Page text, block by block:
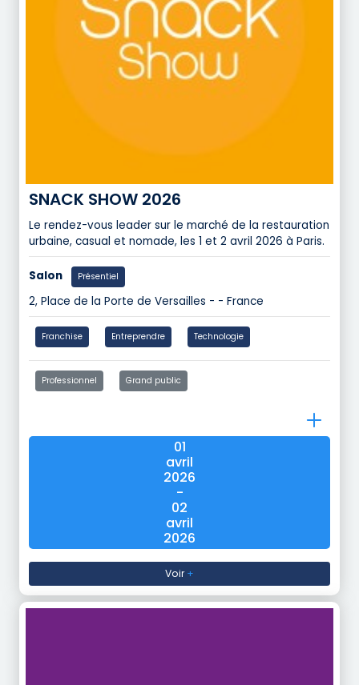
SNACK SHOW 2026
Le rendez-vous leader sur le marché de la restauration
urbaine, casual et nomade, les 1 et 2 avril 2026 à Paris.
Salon Présentiel
2, Place de la Porte de Versailles - - France
Franchise Entreprendre Technologie
Professionnel Grand public
01
avril
2026
-
02
avril
2026
Voir+